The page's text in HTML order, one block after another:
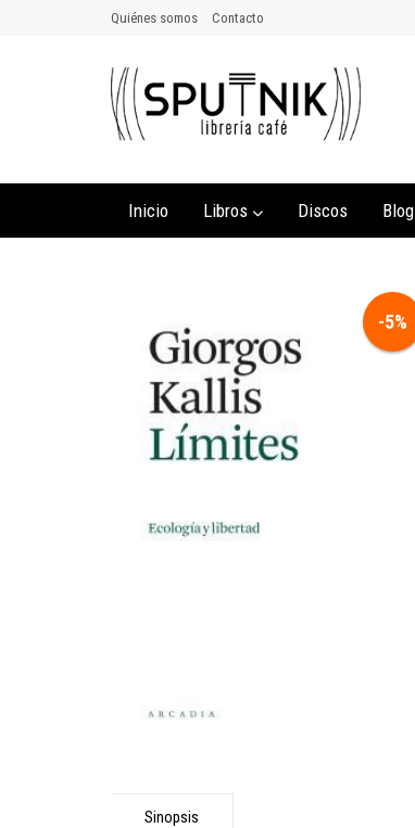
Quiénes somos Contacto
Inicio Libros Discos Blog
-5%
Sinopsis